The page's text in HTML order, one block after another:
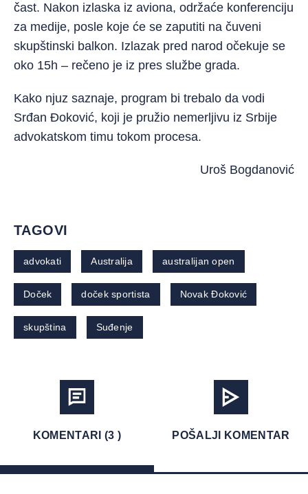
čast. Nakon izlaska iz aviona, održaće konferenciju
za medije, posle koje će se zaputiti na čuveni
skupštinski balkon. Izlazak pred narod očekuje se
oko 15h – rečeno je iz pres službe grada.
Kako njuz saznaje, program bi trebalo da vodi
Srđan Đoković, koji je pružio nemerljivu iz Srbije
advokatskom timu tokom procesa.
Uroš Bogdanović
TAGOVI
advokati Australija australijan open
Doček doček sportista Novak Đoković
skupština Suđenje
KOMENTARI (3 ) POŠALJI KOMENTAR